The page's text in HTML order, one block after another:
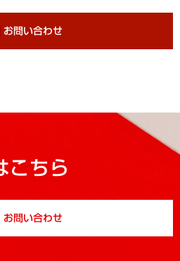
お問い合わせ
こちら
お問い合わせ